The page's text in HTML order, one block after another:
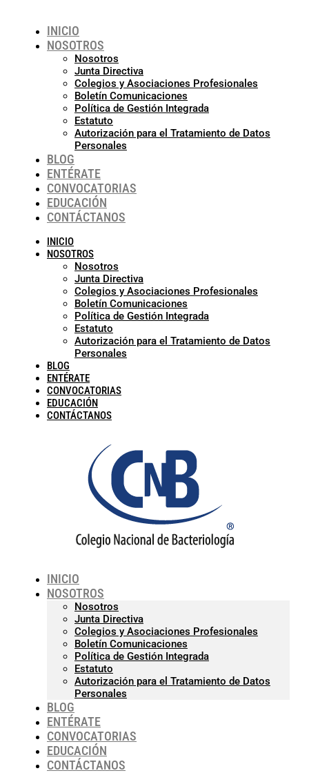
INICIO
NOSOTROS
Nosotros
Junta Directiva
Colegios y Asociaciones Profesionales
Boletín Comunicaciones
Política de Gestión Integrada
Estatuto
Autorización para el Tratamiento de Datos
Personales
BLOG
ENTÉRATE
CONVOCATORIAS
EDUCACIÓN
CONTÁCTANOS
INICIO
NOSOTROS
Nosotros
Junta Directiva
Colegios y Asociaciones Profesionales
Boletín Comunicaciones
Política de Gestión Integrada
Estatuto
Autorización para el Tratamiento de Datos
Personales
BLOG
ENTÉRATE
CONVOCATORIAS
EDUCACIÓN
CONTÁCTANOS
INICIO
NOSOTROS
Nosotros
Junta Directiva
Colegios y Asociaciones Profesionales
Boletín Comunicaciones
Política de Gestión Integrada
Estatuto
Autorización para el Tratamiento de Datos
Personales
BLOG
ENTÉRATE
CONVOCATORIAS
EDUCACIÓN
CONTÁCTANOS